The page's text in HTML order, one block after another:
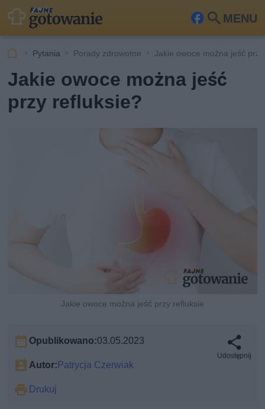
MENU
Fa
ook
Szu
kaj
Pytania Porady zdrowotne Jakie owoce można jeść
Jakie owoce można jeść
przy refluksie?
Jakie owoce można jeść przy refluksie
Opublikowano:03.05.2023
Autor:Patrycja Czerwiak
Drukuj
Udostępnij